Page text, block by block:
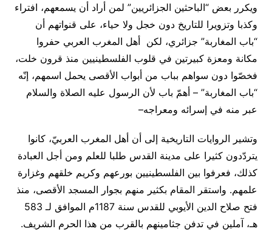
ويكرر بعض “الباحثين الجزائريين” لمن أراد أن يسمعهم، افتراء
وكذبا وتزويرا للتاريخ دون خجل ولا حياء، على قنواتهم أن
“باب المغاربة” جزائري، لكن أهل المغرب العربي حفروا
مكانة ومعزة كبيرتين في قلوب الفلسطينيين منذ قرون خلت،
فخصّوا دون سواهم بباب من أبواب الأقصى يحمل اسمهم، إنّه
“باب المغاربة” – أهمّ باب لأن الرسول عليه الصلاة والسلام
عبر منه في إسرائه ومعراجه–
وتشير الروايات التاريخية إلى أن أهل المغرب العربيّ، كانوا
يتردّدون كثيرا على مدينة القدس طلبا للعلم ومن أجل العبادة
كذلك، فعرفوا بين الفلسطينيين بورعهم وكريم خلقهم وغزارة
علمهم. واستقر المقام بكثير منهم بجوار المسجد الأقصى، منذ
فتح صلاح الدين الأيوبي للقدس سنة 1187م الموافق لـ 583
هـ، آملين في تدفن جثامينهم بالقرب من هذا الحرم الشريف.